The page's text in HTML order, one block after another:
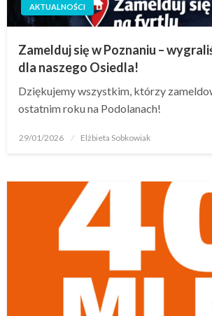
AKTUALNOŚCI
Zamelduj się w Poznaniu –
dla naszego Osiedla!
Dziękujemy wszystkim, którzy
ostatnim roku na Podolanach!
29/01/2026 Elżbieta Sobkowiak